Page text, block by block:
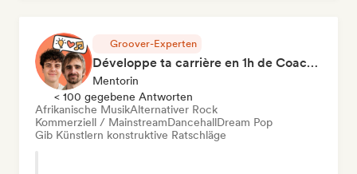
Groover-Experten
Développe ta carrière en 1h de Coaching
Mentorin
< 100 gegebene Antworten
Afrikanische MusikAlternativer Rock
Kommerziell / MainstreamDancehallDream Pop
Gib Künstlern konstruktive Ratschläge